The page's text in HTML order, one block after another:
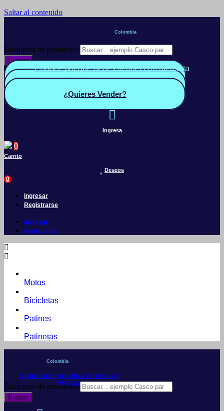
Saltar al contenido
Colombia
Búsqueda de productos
Buscar
Conoce por qué debes vender con mercleta
Quiero Vender
¿Quieres Vender?
Ingresa
0
Carrito
Deseos
0
Ingresar
Registrarse
Ingresar
Registrarse
Motos
Bicicletas
Patines
Patinetas
Colombia
Conoce por qué debes vender con
Mercleta
Búsqueda de productos
Buscar